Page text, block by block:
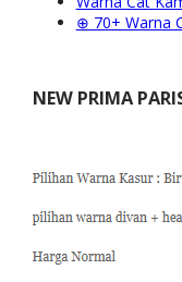
⊕ 70+ Warna
NEW PRIMA